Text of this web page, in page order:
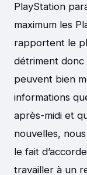
PlayStation
maximum les
rapportent le
détriment donc
peuvent bien
informations
après-midi et
nouvelles,
le fait
travailler à un